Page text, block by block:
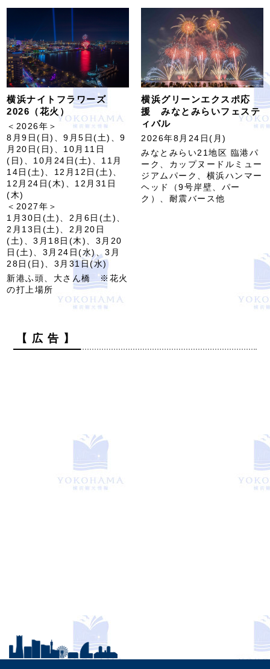
横浜ナイトフラワーズ
2026（花火）
＜2026年＞
8月9日(日)、9月5日(土)、9
月20日(日)、10月11日
(日)、10月24日(土)、11月
14日(土)、12月12日(土)、
12月24日(木)、12月31日
(木)
＜2027年＞
1月30日(土)、2月6日(土)、
2月13日(土)、2月20日
(土)、3月18日(木)、3月20
日(土)、3月24日(水)、3月
28日(日)、3月31日(水)
新港ふ頭、大さん橋 ※花火
の打上場所
横浜グリーンエクスポ応
援 みなとみらいフェステ
ィバル
2026年8月24日(月)
みなとみらい21地区 臨港パ
ーク、カップヌードルミュー
ジアムパーク、横浜ハンマー
ヘッド（9号岸壁、パー
ク）、耐震バース他
【 広 告 】